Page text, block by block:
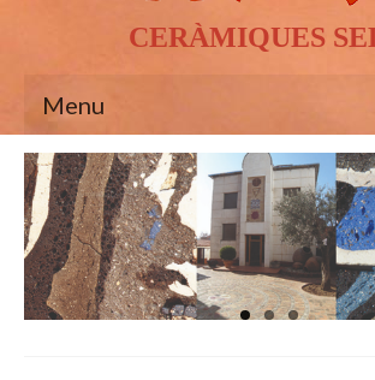
CERÀMIQUES
Menu
INICI
QUI SOM
GALERIA D’IMATGES
ACTUALITAT